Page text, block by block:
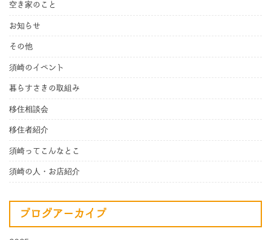
空き家のこと
お知らせ
その他
須崎のイベント
暮らすさきの取組み
移住相談会
移住者紹介
須崎ってこんなとこ
須崎の人・お店紹介
ブログアーカイブ